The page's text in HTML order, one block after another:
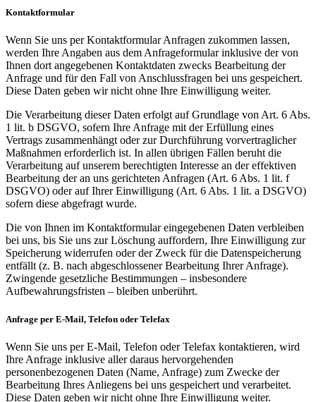
Kontaktformular
Wenn Sie uns per Kontaktformular Anfragen zukommen lassen,
werden Ihre Angaben aus dem Anfrageformular inklusive der von
Ihnen dort angegebenen Kontaktdaten zwecks Bearbeitung der
Anfrage und für den Fall von Anschlussfragen bei uns gespeichert.
Diese Daten geben wir nicht ohne Ihre Einwilligung weiter.
Die Verarbeitung dieser Daten erfolgt auf Grundlage von Art. 6 Abs.
1 lit. b DSGVO, sofern Ihre Anfrage mit der Erfüllung eines
Vertrags zusammenhängt oder zur Durchführung vorvertraglicher
Maßnahmen erforderlich ist. In allen übrigen Fällen beruht die
Verarbeitung auf unserem berechtigten Interesse an der effektiven
Bearbeitung der an uns gerichteten Anfragen (Art. 6 Abs. 1 lit. f
DSGVO) oder auf Ihrer Einwilligung (Art. 6 Abs. 1 lit. a DSGVO)
sofern diese abgefragt wurde.
Die von Ihnen im Kontaktformular eingegebenen Daten verbleiben
bei uns, bis Sie uns zur Löschung auffordern, Ihre Einwilligung zur
Speicherung widerrufen oder der Zweck für die Datenspeicherung
entfällt (z. B. nach abgeschlossener Bearbeitung Ihrer Anfrage).
Zwingende gesetzliche Bestimmungen – insbesondere
Aufbewahrungsfristen – bleiben unberührt.
Anfrage per E‑Mail, Telefon oder Telefax
Wenn Sie uns per E‑Mail, Telefon oder Telefax kontaktieren, wird
Ihre Anfrage inklusive aller daraus hervorgehenden
personenbezogenen Daten (Name, Anfrage) zum Zwecke der
Bearbeitung Ihres Anliegens bei uns gespeichert und verarbeitet.
Diese Daten geben wir nicht ohne Ihre Einwilligung weiter.